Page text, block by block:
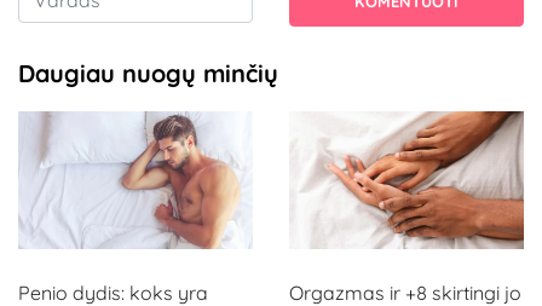
Daugiau nuogų minčių
Penio dydis: koks yra
Orgazmas ir +8 skirtingi jo